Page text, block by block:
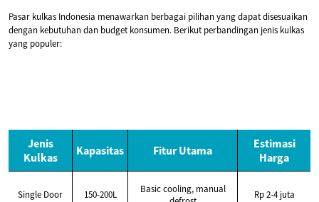
Pasar kulkas Indonesia menawarkan berbagai pilihan yang dapat disesuaikan
dengan kebutuhan dan budget konsumen. Berikut perbandingan jenis kulkas
yang populer:
Jenis
Kulkas
Kapasitas Fitur Utama
Estimasi
Harga
Single Door 150-200L
Basic cooling, manual
Rp 2-4 juta